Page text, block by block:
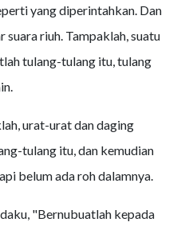
yang diperintahkan. Dan
riuh. Tampaklah, suatu
tulang-tulang itu, tulang
urat-urat dan daging
tulang itu, dan kemudian
belum ada roh dalamnya.
"Bernubuatlah kepada